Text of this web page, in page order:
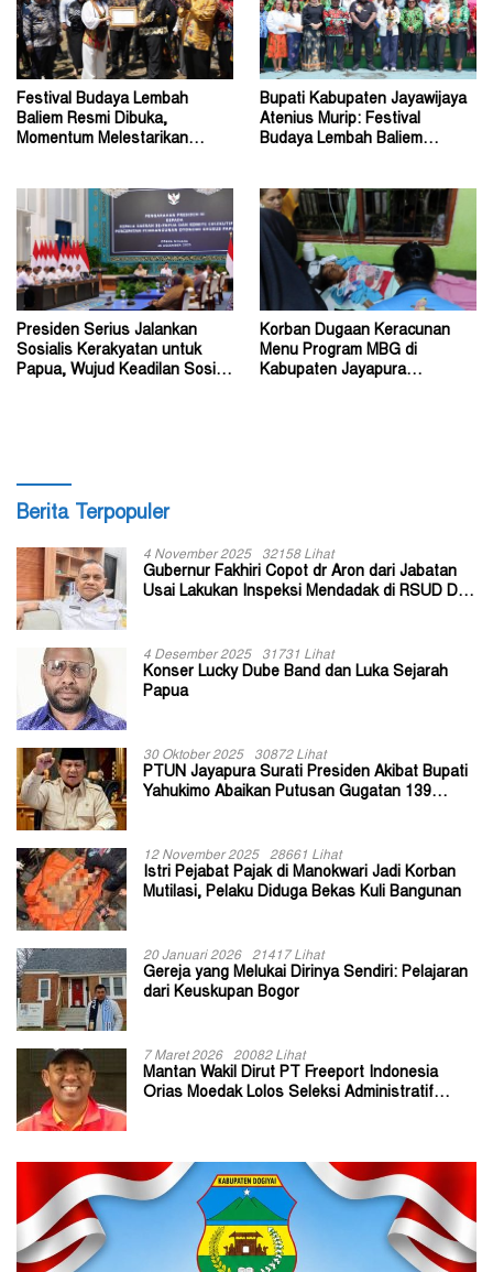
Festival Budaya Lembah
Baliem Resmi Dibuka,
Momentum Melestarikan
Bupati Kabupaten Jayawijaya
Atenius Murip: Festival
Budaya Lembah Baliem
Presiden Serius Jalankan
Sosialis Kerakyatan untuk
Papua, Wujud Keadilan Sosial
Korban Dugaan Keracunan
Menu Program MBG di
Kabupaten Jayapura
Berita Terpopuler
4 November 2025 32158 Lihat
Gubernur Fakhiri Copot dr Aron dari Jabatan
Usai Lakukan Inspeksi Mendadak di RSUD Dok
4 Desember 2025 31731 Lihat
Konser Lucky Dube Band dan Luka Sejarah
Papua
30 Oktober 2025 30872 Lihat
PTUN Jayapura Surati Presiden Akibat Bupati
Yahukimo Abaikan Putusan Gugatan 139
12 November 2025 28661 Lihat
Istri Pejabat Pajak di Manokwari Jadi Korban
Mutilasi, Pelaku Diduga Bekas Kuli Bangunan
20 Januari 2026 21417 Lihat
Gereja yang Melukai Dirinya Sendiri: Pelajaran
dari Keuskupan Bogor
7 Maret 2026 20082 Lihat
Mantan Wakil Dirut PT Freeport Indonesia
Orias Moedak Lolos Seleksi Administratif